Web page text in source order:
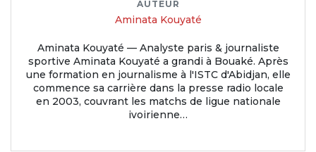
AUTEUR
Aminata Kouyaté
Aminata Kouyaté — Analyste paris & journaliste
sportive Aminata Kouyaté a grandi à Bouaké. Après
une formation en journalisme à l'ISTC d'Abidjan, elle
commence sa carrière dans la presse radio locale
en 2003, couvrant les matchs de ligue nationale
ivoirienne…